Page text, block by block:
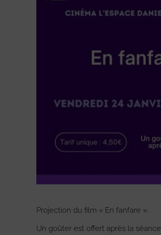
Projection du film « En fanfare ».
Un goûter est offert après la séance.